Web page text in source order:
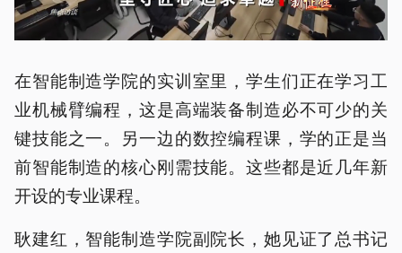
在智能制造学院的实训室里，学生们正在学习工
业机械臂编程，这是高端装备制造必不可少的关
键技能之一。另一边的数控编程课，学的正是当
前智能制造的核心刚需技能。这些都是近几年新
开设的专业课程。
耿建红，智能制造学院副院长，她见证了总书记